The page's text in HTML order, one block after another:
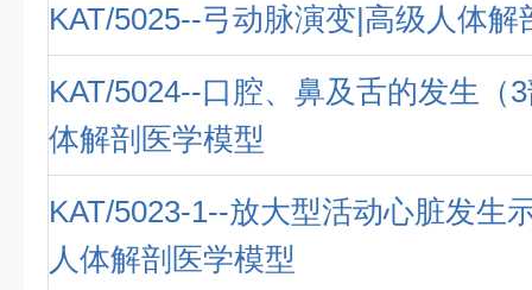
KAT/5025--弓动脉演变|高级人体解
KAT/5024--口腔、鼻及舌的发生（
体解剖医学模型
KAT/5023-1--放大型活动心脏发生
人体解剖医学模型